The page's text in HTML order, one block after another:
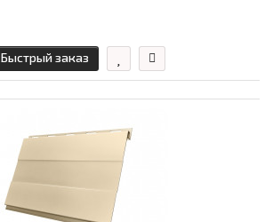
Быстрый заказ